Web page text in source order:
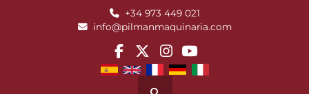
+34 973 449 021
info@pilmanmaquinaria.com
facebook
twitterinstagram
youtube